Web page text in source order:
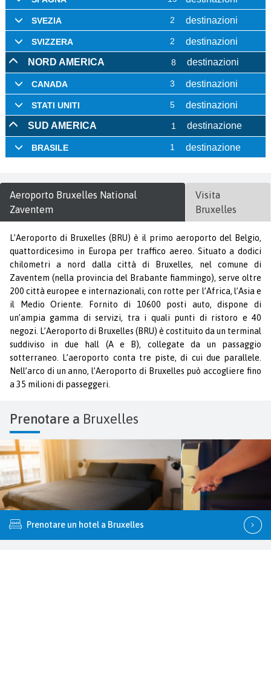
Aeroporto Bruxelles National
Zaventem
Visita
Bruxelles
L’Aeroporto di Bruxelles (BRU) è il primo aeroporto del Belgio,
quattordicesimo in Europa per traffico aereo. Situato a dodici
chilometri a nord dalla città di Bruxelles, nel comune di
Zaventem (nella provincia del Brabante fiammingo), serve oltre
200 città europee e internazionali, con rotte per l’Africa, l’Asia e
il Medio Oriente. Fornito di 10600 posti auto, dispone di
un’ampia gamma di servizi, tra i quali punti di ristoro e 40
negozi. L’Aeroporto di Bruxelles (BRU) è costituito da un terminal
suddiviso in due hall (A e B), collegate da un passaggio
sotterraneo. L’aeroporto conta tre piste, di cui due parallele.
Nell’arco di un anno, l’Aeroporto di Bruxelles può accogliere fino
a 35 milioni di passeggeri.
Prenotare a Bruxelles
Prenotare un hotel a Bruxelles